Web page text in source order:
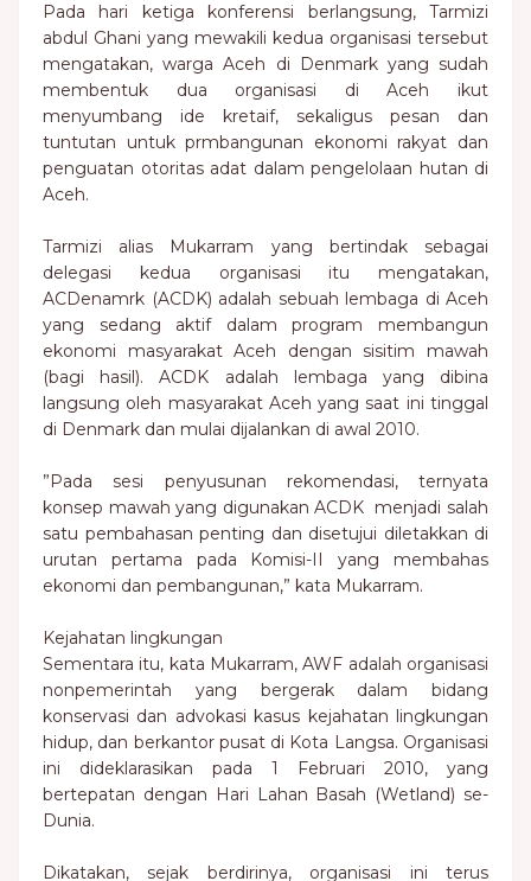
Pada hari ketiga konferensi berlangsung, Tarmizi
abdul Ghani yang mewakili kedua organisasi tersebut
mengatakan, warga Aceh di Denmark yang sudah
membentuk dua organisasi di Aceh ikut
menyumbang ide kretaif, sekaligus pesan dan
tuntutan untuk prmbangunan ekonomi rakyat dan
penguatan otoritas adat dalam pengelolaan hutan di
Aceh.
Tarmizi alias Mukarram yang bertindak sebagai
delegasi kedua organisasi itu mengatakan,
ACDenamrk (ACDK) adalah sebuah lembaga di Aceh
yang sedang aktif dalam program membangun
ekonomi masyarakat Aceh dengan sisitim mawah
(bagi hasil). ACDK adalah lembaga yang dibina
langsung oleh masyarakat Aceh yang saat ini tinggal
di Denmark dan mulai dijalankan di awal 2010.
”Pada sesi penyusunan rekomendasi, ternyata
konsep mawah yang digunakan ACDK menjadi salah
satu pembahasan penting dan disetujui diletakkan di
urutan pertama pada Komisi-II yang membahas
ekonomi dan pembangunan,” kata Mukarram.
Kejahatan lingkungan
Sementara itu, kata Mukarram, AWF adalah organisasi
nonpemerintah yang bergerak dalam bidang
konservasi dan advokasi kasus kejahatan lingkungan
hidup, dan berkantor pusat di Kota Langsa. Organisasi
ini dideklarasikan pada 1 Februari 2010, yang
bertepatan dengan Hari Lahan Basah (Wetland) se-
Dunia.
Dikatakan, sejak berdirinya, organisasi ini terus